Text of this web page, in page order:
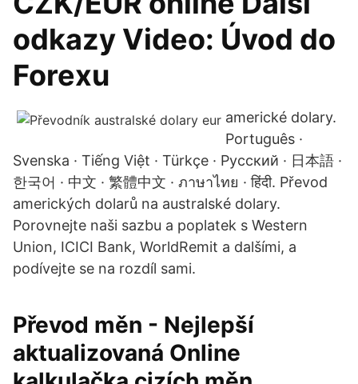
odkazy Video: Úvod do
Forexu
americké dolary.
Português ·
Svenska · Tiếng Việt · Türkçe · Русский · 日本語 ·
한국어 · 中文 · 繁體中文 · ภาษาไทย · हिंदी. Převod
amerických dolarů na australské dolary.
Porovnejte naši sazbu a poplatek s Western
Union, ICICI Bank, WorldRemit a dalšími, a
podívejte se na rozdíl sami.
Převod měn - Nejlepší
aktualizovaná Online